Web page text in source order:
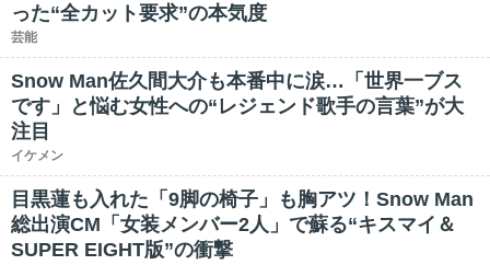
った“全カット要求”の本気度
芸能
Snow Man佐久間大介も本番中に涙…「世界一ブス
です」と悩む女性への“レジェンド歌手の言葉”が大
注目
イケメン
目黒蓮も入れた「9脚の椅子」も胸アツ！Snow Man
総出演CM「女装メンバー2人」で蘇る“キスマイ＆
SUPER EIGHT版”の衝撃